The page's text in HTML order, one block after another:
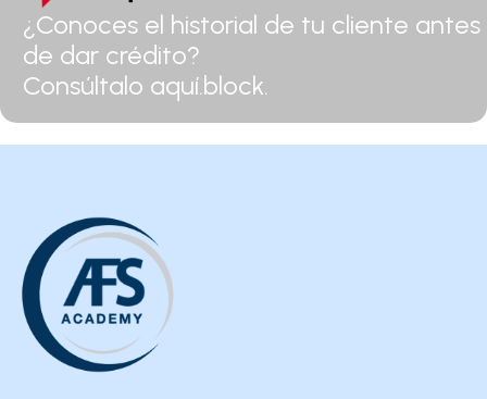
¿Conoces el historial de tu cliente antes
de dar crédito?
Consúltalo aquí.block.